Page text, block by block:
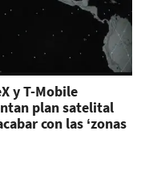
y T-Mobile
plan satelital
con las ‘zonas